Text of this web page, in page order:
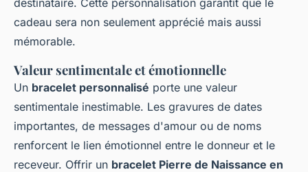
cadeau sera non seulement apprécié mais aussi
mémorable.
Valeur sentimentale et émotionnelle
Un bracelet personnalisé porte une valeur
sentimentale inestimable. Les gravures de dates
importantes, de messages d'amour ou de noms
renforcent le lien émotionnel entre le donneur et le
receveur. Offrir un bracelet Pierre de Naissance en